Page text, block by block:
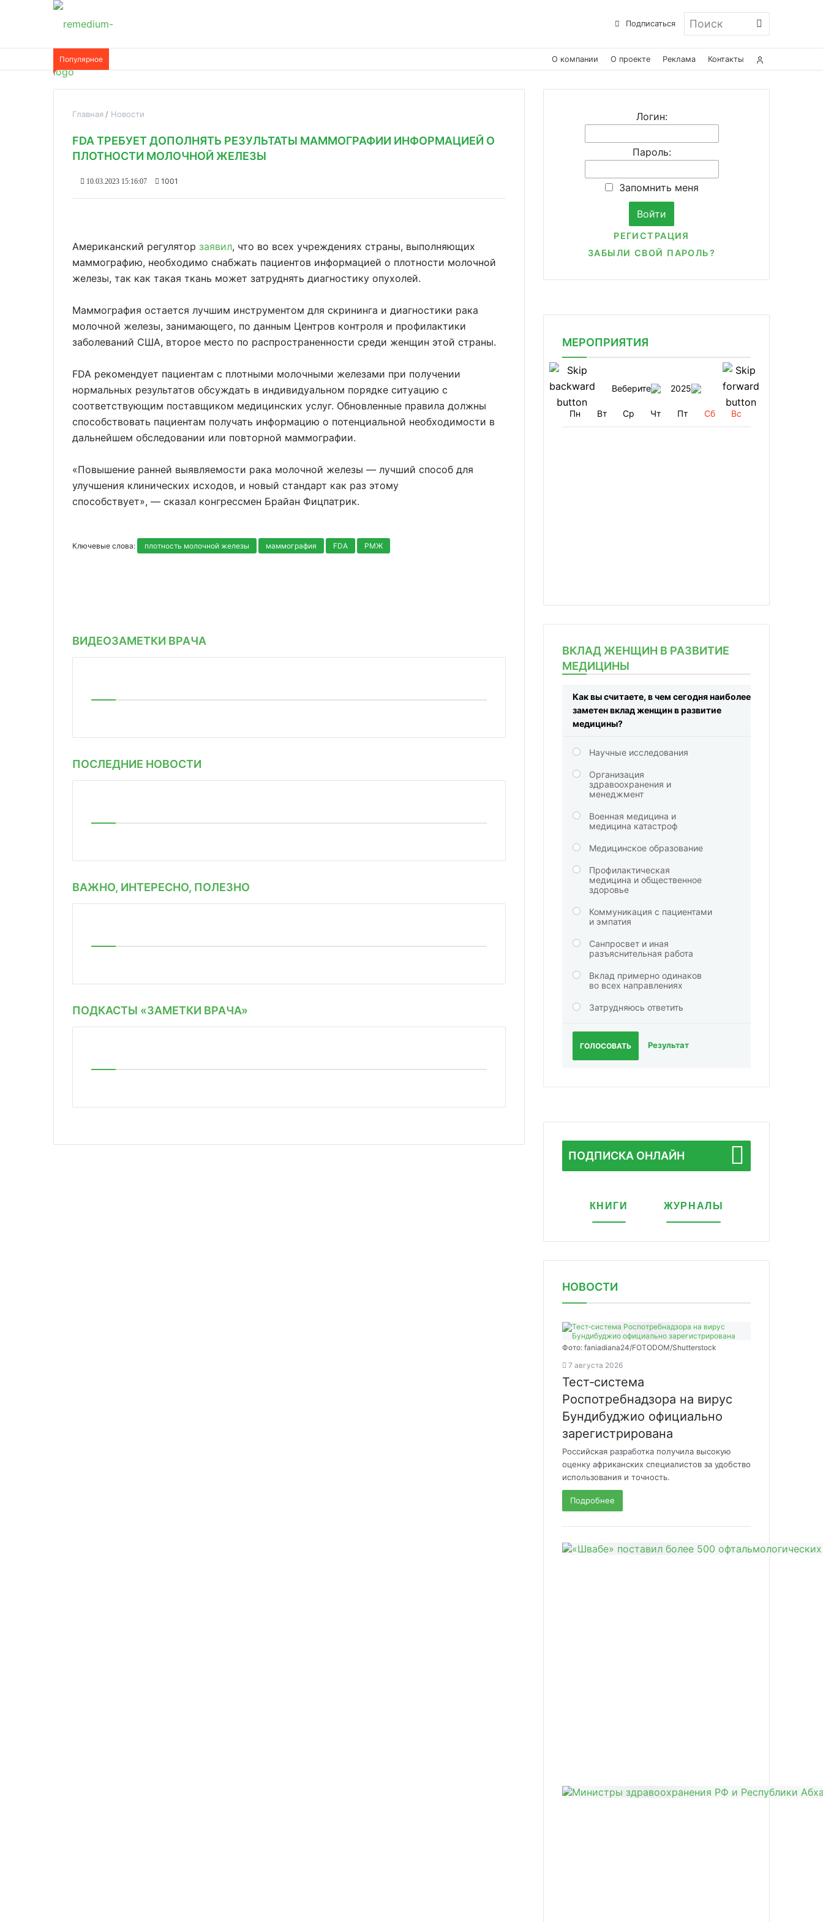
Подписаться Поиск
Популярное О компании О проекте Реклама Контакты
Главная Новости
FDA ТРЕБУЕТ ДОПОЛНЯТЬ РЕЗУЛЬТАТЫ МАММОГРАФИИ ИНФОРМАЦИЕЙ О
ПЛОТНОСТИ МОЛОЧНОЙ ЖЕЛЕЗЫ
10.03.2023 15:16:07 1001
Американский регулятор заявил, что во всех учреждениях страны, выполняющих
маммографию, необходимо снабжать пациентов информацией о плотности молочной
железы, так как такая ткань может затруднять диагностику опухолей.
Маммография остается лучшим инструментом для скрининга и диагностики рака
молочной железы, занимающего, по данным Центров контроля и профилактики
заболеваний США, второе место по распространенности среди женщин этой страны.
FDA рекомендует пациентам с плотными молочными железами при получении
нормальных результатов обсуждать в индивидуальном порядке ситуацию с
соответствующим поставщиком медицинских услуг. Обновленные правила должны
способствовать пациентам получать информацию о потенциальной необходимости в
дальнейшем обследовании или повторной маммографии.
«Повышение ранней выявляемости рака молочной железы — лучший способ для
улучшения клинических исходов, и новый стандарт как раз этому
способствует», — сказал конгрессмен Брайан Фицпатрик.
Ключевые слова: плотность молочной железы маммография FDA РМЖ
ВИДЕОЗАМЕТКИ ВРАЧА
ПОСЛЕДНИЕ НОВОСТИ
ВАЖНО, ИНТЕРЕСНО, ПОЛЕЗНО
ПОДКАСТЫ «ЗАМЕТКИ ВРАЧА»
Логин:
Пароль:
Запомнить меня
РЕГИСТРАЦИЯ
ЗАБЫЛИ СВОЙ ПАРОЛЬ?
МЕРОПРИЯТИЯ
Веберите 2025
Пн Вт Ср Чт Пт Сб Вс
ВКЛАД ЖЕНЩИН В РАЗВИТИЕ
МЕДИЦИНЫ
Как вы считаете, в чем сегодня наиболее
заметен вклад женщин в развитие
медицины?
Научные исследования
Организация
здравоохранения и
менеджмент
Военная медицина и
медицина катастроф
Медицинское образование
Профилактическая
медицина и общественное
здоровье
Коммуникация с пациентами
и эмпатия
Санпросвет и иная
разъяснительная работа
Вклад примерно одинаков
во всех направлениях
Затрудняюсь ответить
ГОЛОСОВАТЬ Результат
ПОДПИСКА ОНЛАЙН
КНИГИ ЖУРНАЛЫ
НОВОСТИ
Фото: faniadiana24/FOTODOM/Shutterstock
7 августа 2026
Тест‑система
Роспотребнадзора на вирус
Бундибуджио официально
зарегистрирована
Российская разработка получила высокую
оценку африканских специалистов за удобство
использования и точность.
Подробнее